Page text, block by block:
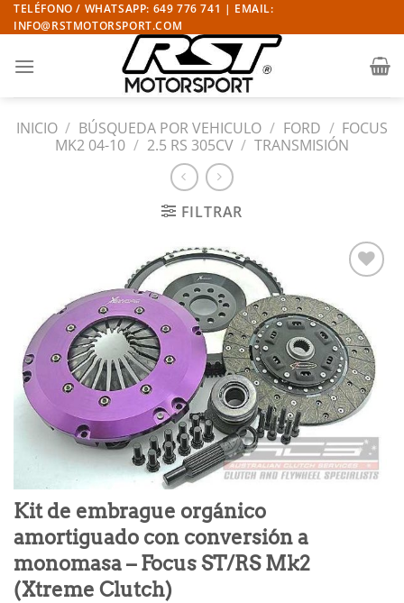
Saltar
al
TELÉFONO / WHATSAPP: 649 776 741 | EMAIL:
INFO@RSTMOTORSPORT.COM
INICIO / BÚSQUEDA POR VEHICULO / FORD / FOCUS
MK2 04-10 / 2.5 RS 305CV / TRANSMISIÓN
FILTRAR
lista
de
deseos
Kit de embrague orgánico
amortiguado con conversión a
monomasa – Focus ST/RS Mk2
(Xtreme Clutch)